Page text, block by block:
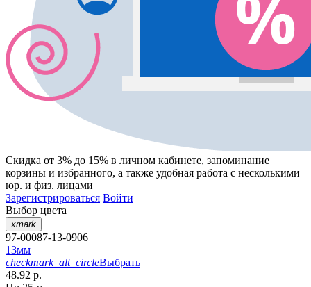
Скидка от 3% до 15% в личном кабинете, запоминание
корзины и избранного, а также удобная работа с несколькими
юр. и физ. лицами
Зарегистрироваться Войти
Выбор цвета
xmark
97-00087-13-0906
13мм
checkmark_alt_circleВыбрать
48.92 р.